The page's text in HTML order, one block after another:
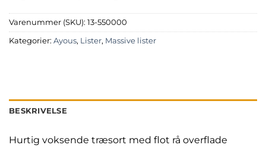
Varenummer (SKU): 13-550000
Kategorier: Ayous, Lister, Massive lister
BESKRIVELSE
Hurtig voksende træsort med flot rå overflade